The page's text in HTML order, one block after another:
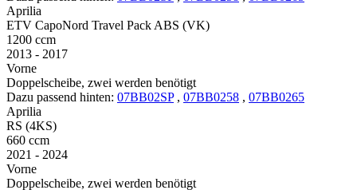
Aprilia
ETV CapoNord Travel Pack ABS (VK)
1200 ccm
2013 - 2017
Vorne
Doppelscheibe, zwei werden benötigt
Dazu passend hinten: 07BB02SP , 07BB0258 , 07BB0265
Aprilia
RS (4KS)
660 ccm
2021 - 2024
Vorne
Doppelscheibe, zwei werden benötigt